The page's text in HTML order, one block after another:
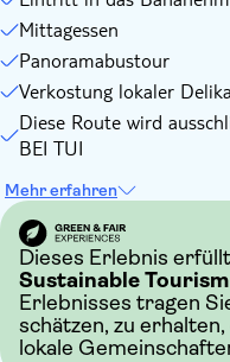
Mittagessen
Panoramabustour
Verkostung lokaler
Diese Route wird
BEI TUI
Mehr erfahren
Dieses Erlebnis
Sustainable Tourism
Erlebnisses tragen
schätzen, zu
lokale